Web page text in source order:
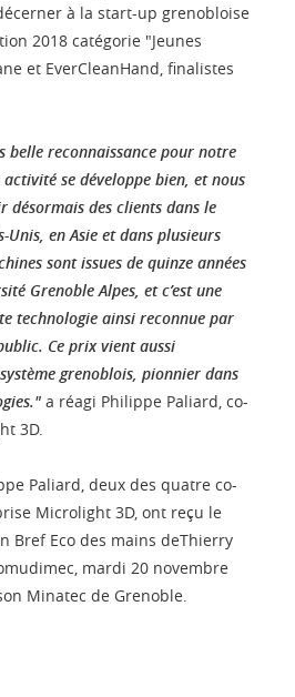
à la start-up grenobloise
2018 catégorie "Jeunes
et EverCleanHand, finalistes
belle reconnaissance pour notre
se développe bien, et nous
désormais des clients dans le
Unis, en Asie et dans plusieurs
sont issues de quinze années
Grenoble Alpes, et c’est une
technologie ainsi reconnue par
Ce prix vient aussi
grenoblois, pionnier dans
a réagi Philippe Paliard, co-
3D.
Paliard, deux des quatre co-
Microlight 3D, ont reçu le
Bref Eco des mains deThierry
mardi 20 novembre
Minatec de Grenoble.